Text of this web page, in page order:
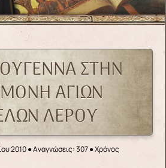
ΣΤΗΝ
ΑΓΙΩΝ
ΛΕΡΟΥ
2010●Αναγνώσεις: 307● Χρόνος